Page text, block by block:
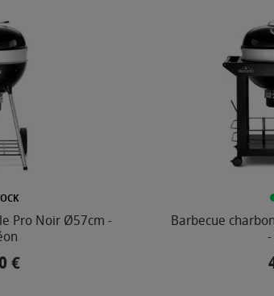
Pro Noir Ø57cm -
€
Barbecue